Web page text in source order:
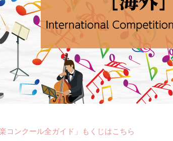
コンクール全ガイド」もくじはこちら